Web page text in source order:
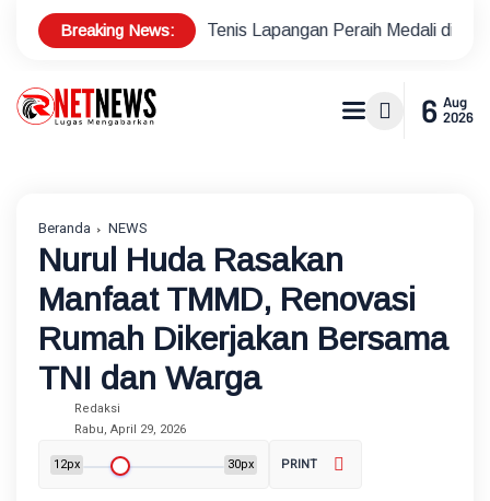
Breaking News:
Atlet Tenis Lapangan Peraih Medali di Ajang Porprov
6 Aug
2026
Beranda NEWS
Nurul Huda Rasakan
Manfaat TMMD, Renovasi
Rumah Dikerjakan Bersama
TNI dan Warga
Redaksi
Rabu, April 29, 2026
12px 30px PRINT